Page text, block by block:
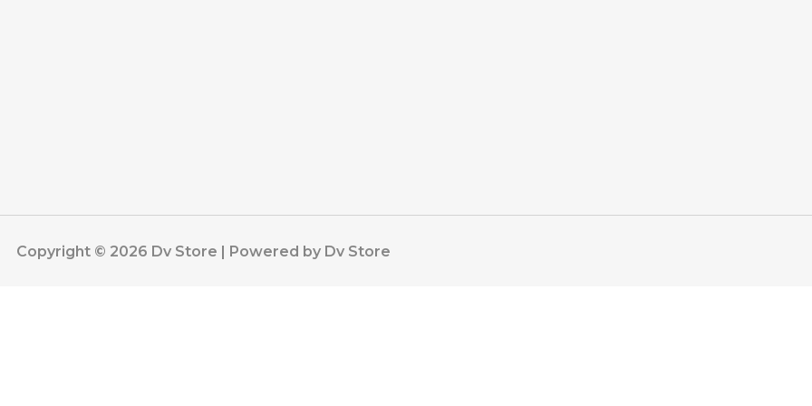
Copyright © 2026 Dv Store | Powered by Dv Store